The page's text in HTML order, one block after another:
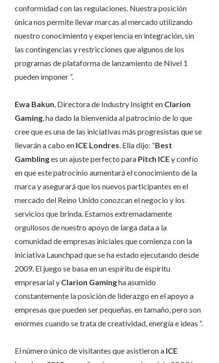
conformidad con las regulaciones. Nuestra posición
única nos permite llevar marcas al mercado utilizando
nuestro conocimiento y experiencia en integración, sin
las contingencias y restricciones que algunos de los
programas de plataforma de lanzamiento de Nivel 1
pueden imponer “.
Ewa Bakun, Directora de Industry Insight en Clarion
Gaming, ha dado la bienvenida al patrocinio de lo que
cree que es una de las iniciativas más progresistas que se
llevarán a cabo en ICE Londres. Ella dijo: “Best
Gamblinges un ajuste perfecto para Pitch ICEy confío
en que este patrocinio aumentará el conocimiento de la
marca y asegurará que los nuevos participantes en el
mercado del Reino Unido conozcan el negocio y los
servicios que brinda. Estamos extremadamente
orgullosos de nuestro apoyo de larga data a la
comunidad de empresas iniciales que comienza con la
iniciativa Launchpad que se ha estado ejecutando desde
2009. El juego se basa en un espíritu de espíritu
empresarial y Clarion Gamingha asumido
constantemente la posición de liderazgo en el apoyo a
empresas que pueden ser pequeñas. en tamaño, pero son
enormes cuando se trata de creatividad, energía e ideas “.
El número único de visitantes que asistieron a ICE